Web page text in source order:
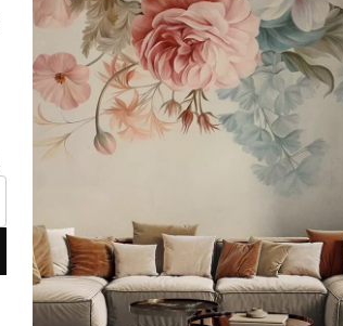
Vintage